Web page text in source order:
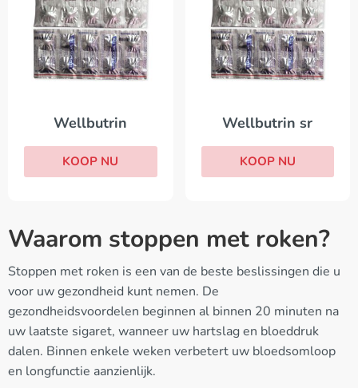
Wellbutrin
KOOP NU
Wellbutrin sr
KOOP NU
Waarom stoppen met roken?
Stoppen met roken is een van de beste beslissingen die u
voor uw gezondheid kunt nemen. De
gezondheidsvoordelen beginnen al binnen 20 minuten na
uw laatste sigaret, wanneer uw hartslag en bloeddruk
dalen. Binnen enkele weken verbetert uw bloedsomloop
en longfunctie aanzienlijk.